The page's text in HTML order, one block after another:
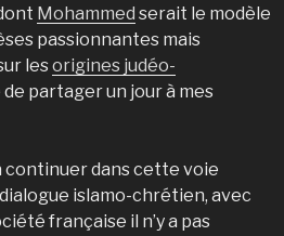
Mohammed serait le modèle
passionnantes mais
lesorigines judéo-
de partager un jour à mes
continuer dans cette voie
islamo-chrétien, avec
française il n’y a pas